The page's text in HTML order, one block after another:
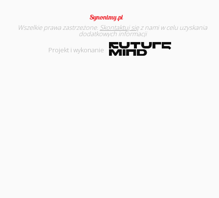
Wszelkie prawa zastrzeżone. Skontaktuj sięz nami w celu uzyskania
dodatkowych informacji
Projekt i wykonanie